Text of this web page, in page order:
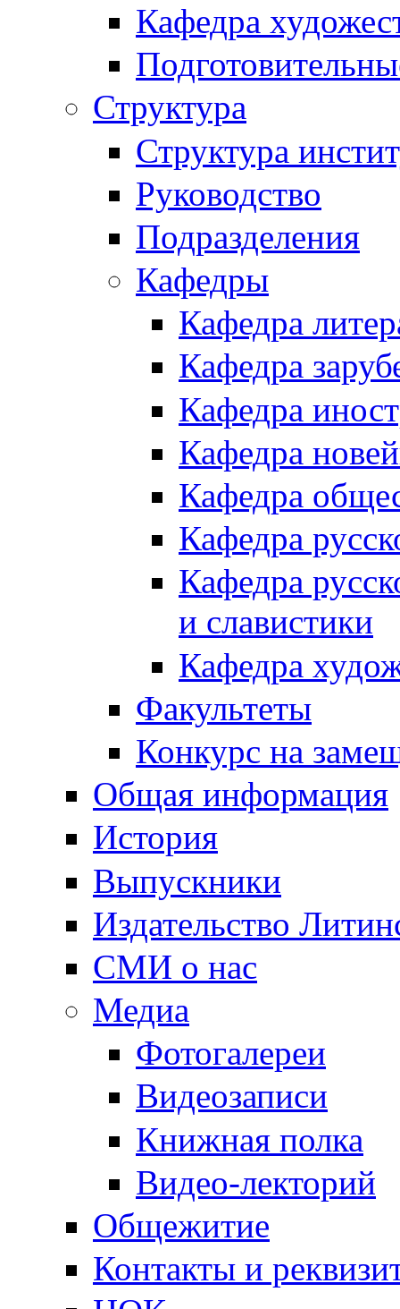
Кафедра
Структура
Структура
Руководство
Подразделения
Кафедры
Кафедра
Кафедра
Кафедра
Кафедра
Кафедра
Кафедра
Кафедра
и славистики
Кафедра
Факультеты
Конкурс на
Общая информация
История
Выпускники
Издательство
СМИ о нас
Медиа
Фотогалереи
Видеозаписи
Книжная полка
Видео-лекторий
Общежитие
Контакты и